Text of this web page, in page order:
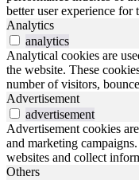
better user experience for
Analytics
analytics
Analytical cookies are
the website. These
number of visitors,
Advertisement
advertisement
Advertisement cookies
and marketing
websites and collect
Others